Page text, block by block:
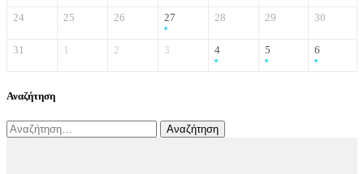
24 25 26 27 28 29 30
31 1 2 3 4 5 6
Αναζήτηση